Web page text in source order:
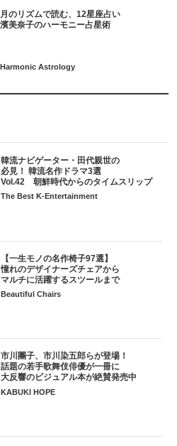
月のリズムで読む、12星座占い
韓流ナビゲーター・田代親世の
必見！ 韓流名作ドラマ3選
Vol.42 朝鮮時代からのタイムスリップ
The Best K-Entertainment
【一生モノの名作椅子97選】
憧れのデザイナーズチェアから
マルチに活躍するスツールまで
Beautiful Chairs
市川團子、市川染五郎らが登場！
話題の若手歌舞伎俳優が一冊に
大反響のビジュアル本が絶賛発売中
KABUKI HOPE